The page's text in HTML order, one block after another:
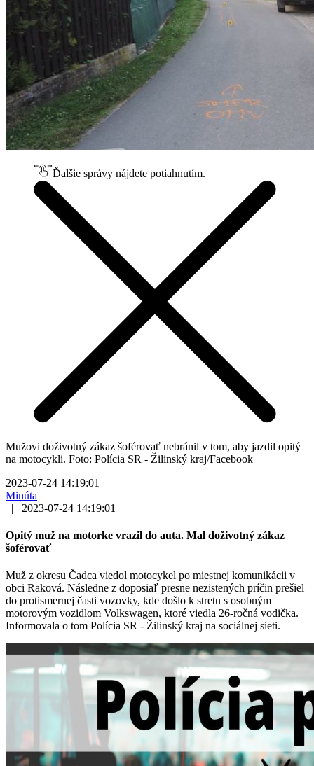
Ďalšie správy nájdete potiahnutím.
Mužovi doživotný zákaz šoférovať nebránil v tom, aby jazdil opitý
na motocykli. Foto: Polícia SR - Žilinský kraj/Facebook
2023-07-24 14:19:01
Minúta
|
2023-07-24 14:19:01
Opitý muž na motorke vrazil do auta. Mal doživotný zákaz
šoférovať
Muž z okresu Čadca viedol motocykel po miestnej komunikácii v
obci Raková. Následne z doposiaľ presne nezistených príčin prešiel
do protismernej časti vozovky, kde došlo k stretu s osobným
motorovým vozidlom Volkswagen, ktoré viedla 26-ročná vodička.
Informovala o tom Polícia SR - Žilinský kraj na sociálnej sieti.